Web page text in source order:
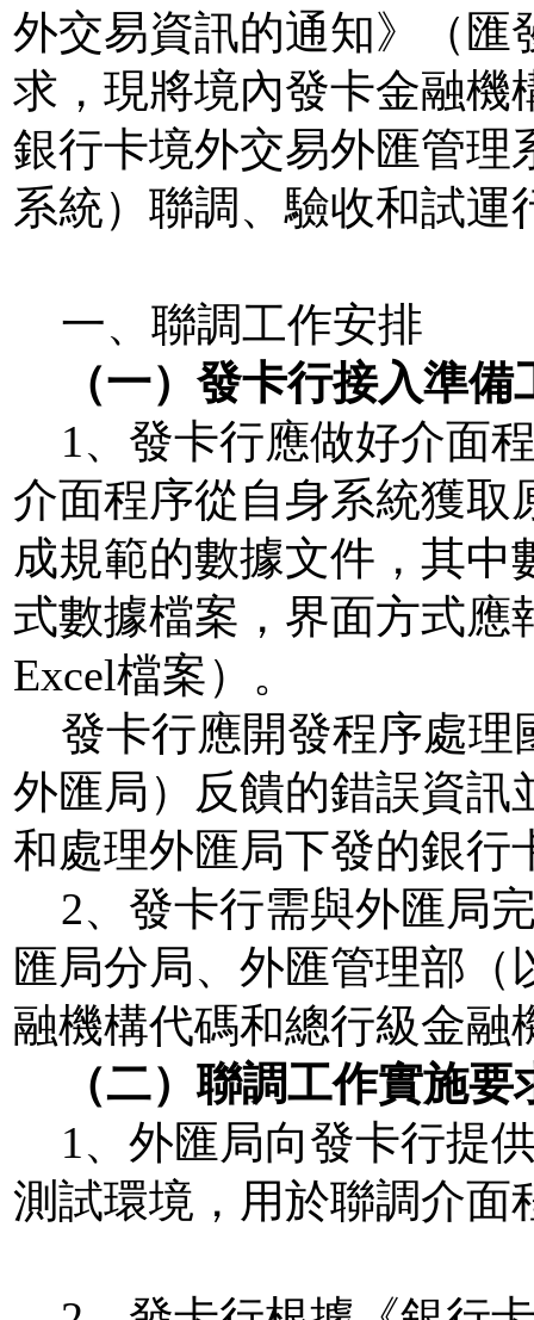
外交易資訊的通知》（匯
求，現將境內發卡金融機
銀行卡境外交易外匯管理
系統）聯調、驗收和試
一、聯調工作安排
（一）發卡行接入準備
1、發卡行應做好介面
介面程序從自身系統獲取
成規範的數據文件，其中
式數據檔案，界面方式應
Excel檔案）。
發卡行應開發程序處
外匯局）反饋的錯誤資訊
和處理外匯局下發的銀行
2、發卡行需與外匯局
匯局分局、外匯管理部
融機構代碼和總行級金融
（二）聯調工作實施要
1、外匯局向發卡行提
測試環境，用於聯調介面